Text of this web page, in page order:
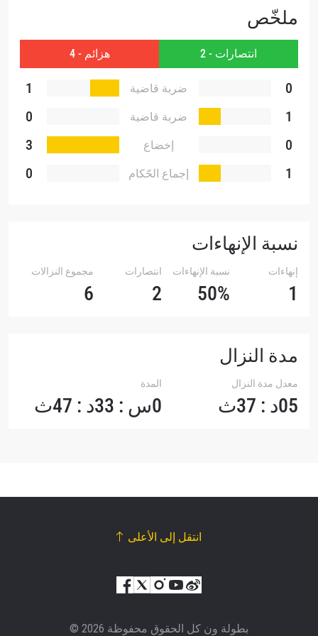
ملخّص
انتصارات - 2 هزائم - 4
0 ضربة قاضية
1
1
ضربة قاضية
0
0
إخضاع
3
1
إجماع الحّكام 0
نسبة الإنهاءات
إنهاءات
1
نسبة الإنهاءات
50%
انتصارات
2
مجموع النزالات
6
مدة النزال
معدل مدة النزال
05د : 37ث
المدة
0س : 33د : 47ث
انتقل إلى الأعلى
© بطولة ون كل الحقوق محفوظة 2026